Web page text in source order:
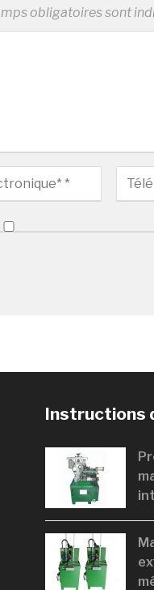
obligatoires sont
Instructions